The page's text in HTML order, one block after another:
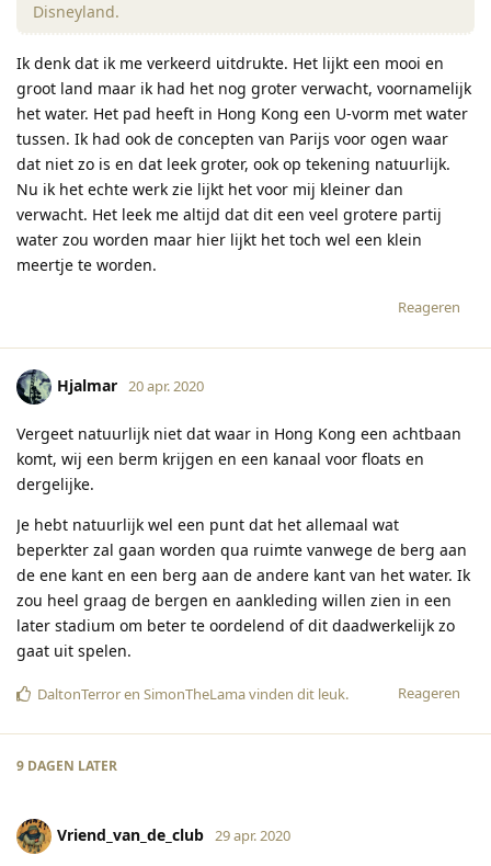
Disneyland.
Ik denk dat ik me verkeerd uitdrukte. Het lijkt een mooi en
groot land maar ik had het nog groter verwacht, voornamelijk
het water. Het pad heeft in Hong Kong een U-vorm met water
tussen. Ik had ook de concepten van Parijs voor ogen waar
dat niet zo is en dat leek groter, ook op tekening natuurlijk.
Nu ik het echte werk zie lijkt het voor mij kleiner dan
verwacht. Het leek me altijd dat dit een veel grotere partij
water zou worden maar hier lijkt het toch wel een klein
meertje te worden.
Reageren
Hjalmar 20 apr. 2020
Vergeet natuurlijk niet dat waar in Hong Kong een achtbaan
komt, wij een berm krijgen en een kanaal voor floats en
dergelijke.
Je hebt natuurlijk wel een punt dat het allemaal wat
beperkter zal gaan worden qua ruimte vanwege de berg aan
de ene kant en een berg aan de andere kant van het water. Ik
zou heel graag de bergen en aankleding willen zien in een
later stadium om beter te oordelend of dit daadwerkelijk zo
gaat uit spelen.
Reageren
DaltonTerroren SimonTheLamavinden dit leuk.
9 DAGEN LATER
Vriend_van_de_club 29 apr. 2020